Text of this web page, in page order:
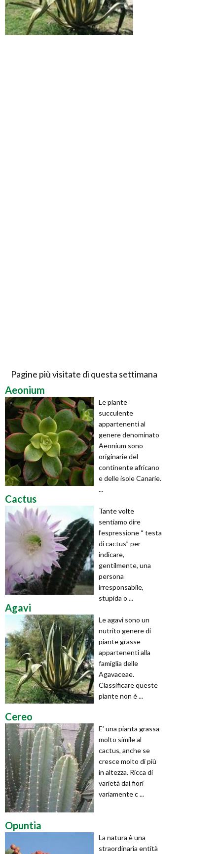
Pagine più visitate di questa settimana
Aeonium
Le piante
succulente
appartenenti al
genere denominato
Aeonium sono
originarie del
continente africano
e delle isole Canarie.
...
Cactus
Tante volte
sentiamo dire
l’espressione “ testa
di cactus” per
indicare,
gentilmente, una
persona
irresponsabile,
stupida o ...
Agavi
Le agavi sono un
nutrito genere di
piante grasse
appartenenti alla
famiglia delle
Agavaceae.
Classificare queste
piante non è ...
Cereo
E’ una pianta grassa
molto simile al
cactus, anche se
cresce molto di più
in altezza. Ricca di
varietà dai fiori
variamente c ...
Opuntia
La natura è una
straordinaria entità